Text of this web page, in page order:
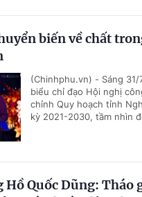
biến về chất
(Chinhphu.vn) - Sáng 31/
biểu chỉ đạo Hội nghị
chỉnh Quy hoạch tỉnh
kỳ 2021-2030, tầm nhìn
Quốc Dũng: Tháo